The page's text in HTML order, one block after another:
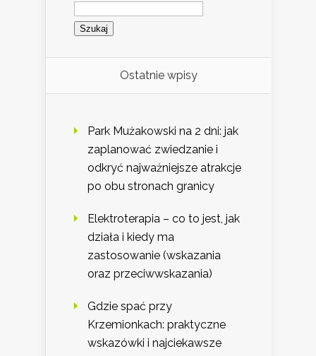
Ostatnie wpisy
Park Mużakowski na 2 dni: jak
zaplanować zwiedzanie i
odkryć najważniejsze atrakcje
po obu stronach granicy
Elektroterapia – co to jest, jak
działa i kiedy ma
zastosowanie (wskazania
oraz przeciwwskazania)
Gdzie spać przy
Krzemionkach: praktyczne
wskazówki i najciekawsze